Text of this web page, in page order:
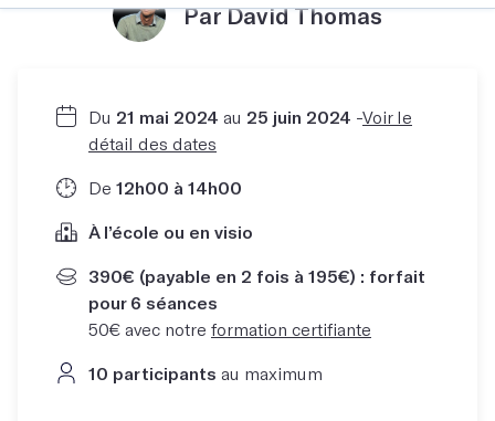
Par David Thomas
Du 21 mai 2024 au 25 juin 2024 -Voir le
détail des dates
De 12h00 à 14h00
À l’école ou en visio
390€ (payable en 2 fois à 195€) : forfait
pour 6 séances
50€ avec notre formation certifiante
10 participants au maximum